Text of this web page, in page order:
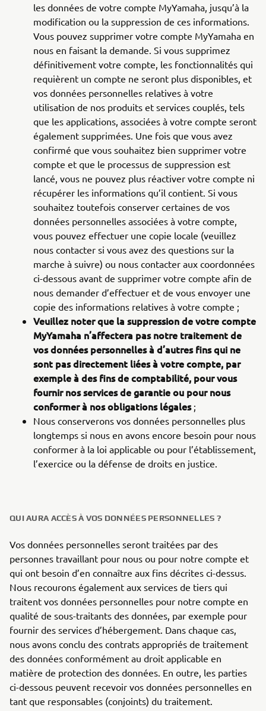
les données de votre compte MyYamaha, jusqu’à la
modification ou la suppression de ces informations.
Vous pouvez supprimer votre compte MyYamaha en
nous en faisant la demande. Si vous supprimez
définitivement votre compte, les fonctionnalités qui
requièrent un compte ne seront plus disponibles, et
vos données personnelles relatives à votre
utilisation de nos produits et services couplés, tels
que les applications, associées à votre compte seront
également supprimées. Une fois que vous avez
confirmé que vous souhaitez bien supprimer votre
compte et que le processus de suppression est
lancé, vous ne pouvez plus réactiver votre compte ni
récupérer les informations qu’il contient. Si vous
souhaitez toutefois conserver certaines de vos
données personnelles associées à votre compte,
vous pouvez effectuer une copie locale (veuillez
nous contacter si vous avez des questions sur la
marche à suivre) ou nous contacter aux coordonnées
ci-dessous avant de supprimer votre compte afin de
nous demander d’effectuer et de vous envoyer une
copie des informations relatives à votre compte ;
Veuillez noter que la suppression de votre compte
MyYamaha n’affectera pas notre traitement de
vos données personnelles à d’autres fins qui ne
sont pas directement liées à votre compte, par
exemple à des fins de comptabilité, pour vous
fournir nos services de garantie ou pour nous
conformer à nos obligations légales;
Nous conserverons vos données personnelles plus
longtemps si nous en avons encore besoin pour nous
conformer à la loi applicable ou pour l’établissement,
l’exercice ou la défense de droits en justice.
QUI AURA ACCÈS À VOS DONNÉES PERSONNELLES ?
Vos données personnelles seront traitées par des
personnes travaillant pour nous ou pour notre compte et
qui ont besoin d’en connaître aux fins décrites ci-dessus.
Nous recourons également aux services de tiers qui
traitent vos données personnelles pour notre compte en
qualité de sous-traitants des données, par exemple pour
fournir des services d’hébergement. Dans chaque cas,
nous avons conclu des contrats appropriés de traitement
des données conformément au droit applicable en
matière de protection des données. En outre, les parties
ci-dessous peuvent recevoir vos données personnelles en
tant que responsables (conjoints) du traitement.